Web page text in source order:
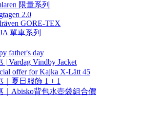
限量系列
2.0
GORE-TEX
單車系列
father's day
| Vardag Vindby Jacket
offer for Kajka X-Lätt 45
｜夏日服飾 1 + 1
｜Abisko背包水壺袋組合價